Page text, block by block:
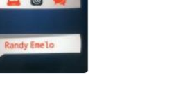
战所需的技能。